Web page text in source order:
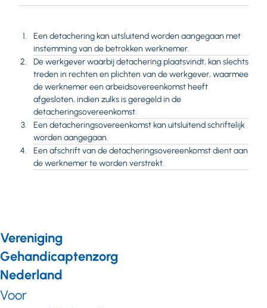
Een detachering kan uitsluitend worden aangegaan met
instemming van de betrokken werknemer.
De werkgever waarbij detachering plaatsvindt, kan slechts
treden in rechten en plichten van de werkgever, waarmee
de werknemer een arbeidsovereenkomst heeft
afgesloten, indien zulks is geregeld in de
detacheringsovereenkomst.
Een detacheringsovereenkomst kan uitsluitend schriftelijk
worden aangegaan.
Een afschrift van de detacheringsovereenkomst dient aan
de werknemer te worden verstrekt.
Vereniging
Gehandicaptenzorg
Nederland
Voor